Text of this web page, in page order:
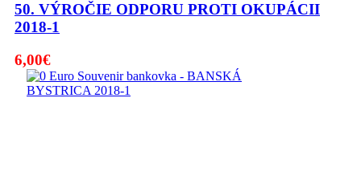
50. VÝROČIE ODPORU PROTI OKUPÁCII
2018-1
6,00€